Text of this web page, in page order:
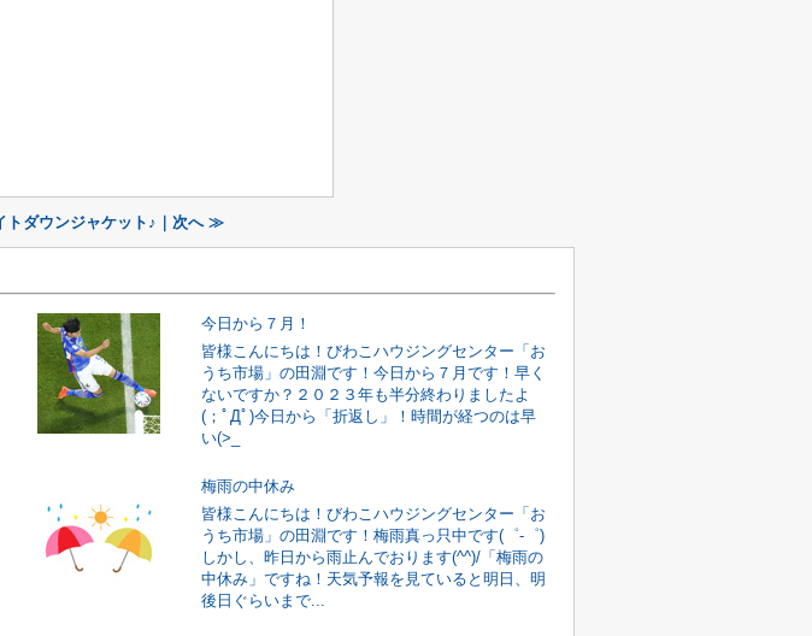
トダウンジャケット♪｜次へ ≫
今日から７月！
皆様こんにちは！びわこハウジングセンター「お
うち市場」の田淵です！今日から７月です！早く
ないですか？２０２３年も半分終わりましたよ
(；ﾟДﾟ)今日から「折返し」！時間が経つのは早
い(>_
梅雨の中休み
皆様こんにちは！びわこハウジングセンター「お
うち市場」の田淵です！梅雨真っ只中です(゜-゜)
しかし、昨日から雨止んでおります(^^)/「梅雨の
中休み」ですね！天気予報を見ていると明日、明
後日ぐらいまで...